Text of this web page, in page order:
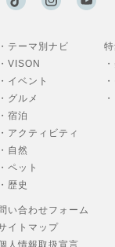
・テーマ別ナビ
・VISON
・イベント
・グルメ
・宿泊
・アクティビティ
・自然
・ペット
・歴史
い合わせフォーム
イトマップ
人情報取扱宣言